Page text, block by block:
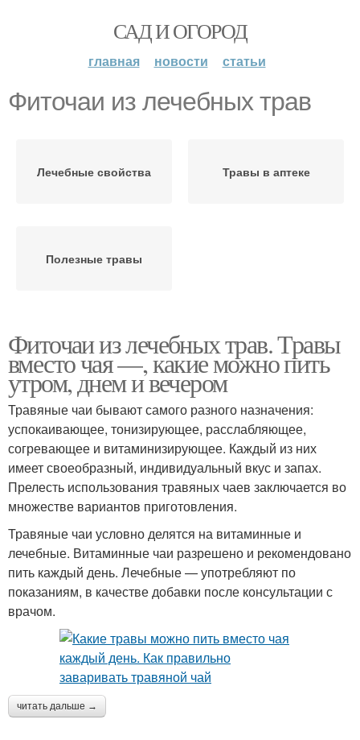
САД И ОГОРОД
главная новости статьи
Фиточаи из лечебных трав
Лечебные свойства Травы в аптеке
Полезные травы
Фиточаи из лечебных трав. Травы
вместо чая —, какие можно пить
утром, днем и вечером
Травяные чаи бывают самого разного назначения:
успокаивающее, тонизирующее, расслабляющее,
согревающее и витаминизирующее. Каждый из них
имеет своеобразный, индивидуальный вкус и запах.
Прелесть использования травяных чаев заключается во
множестве вариантов приготовления.
Травяные чаи условно делятся на витаминные и
лечебные. Витаминные чаи разрешено и рекомендовано
пить каждый день. Лечебные — употребляют по
показаниям, в качестве добавки после консультации с
врачом.
читать дальше →